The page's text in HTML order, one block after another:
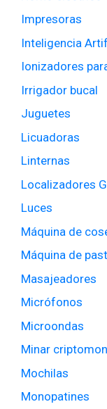
Impresoras
Inteligencia
Ionizadores
Irrigador bucal
Juguetes
Licuadoras
Linternas
Localizadores
Luces
Máquina de
Máquina de
Masajeadores
Micrófonos
Microondas
Minar
Mochilas
Monopatines